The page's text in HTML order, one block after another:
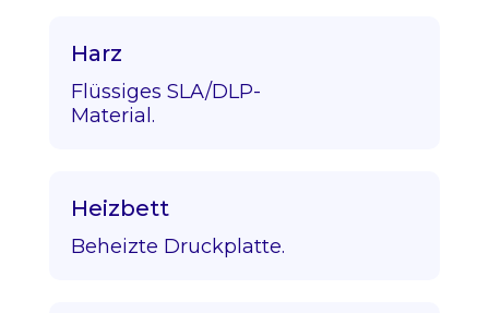
Harz
Flüssiges SLA/DLP-
Material.
Heizbett
Beheizte Druckplatte.